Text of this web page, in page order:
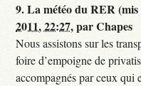
9.La météo du RER
2011, 22:27,parChapes
Nous assistons sur les
foire d’empoigne de
accompagnés par ceux qui